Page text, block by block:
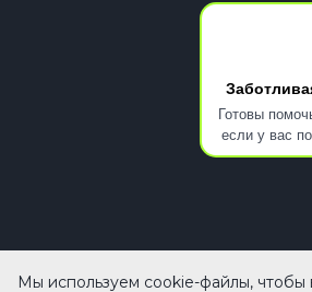
Готовы
если у вас
Мы используем cookie-файлы,